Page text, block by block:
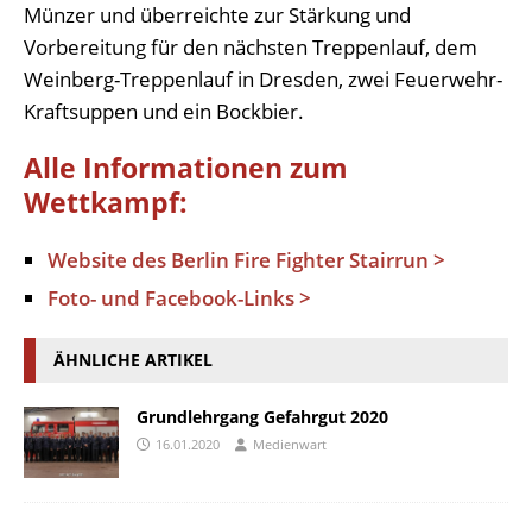
Münzer und überreichte zur Stärkung und
Vorbereitung für den nächsten Treppenlauf, dem
Weinberg-Treppenlauf in Dresden, zwei Feuerwehr-
Kraftsuppen und ein Bockbier.
Alle Informationen zum
Wettkampf:
Website des Berlin Fire Fighter Stairrun >
Foto- und Facebook-Links >
ÄHNLICHE ARTIKEL
Grundlehrgang Gefahrgut 2020
16.01.2020 Medienwart